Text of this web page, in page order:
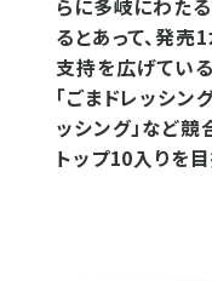
らに多岐にわた
るとあって、発
支持を広げてい
「ごまドレッシン
ッシング」など
トップ10入りを目